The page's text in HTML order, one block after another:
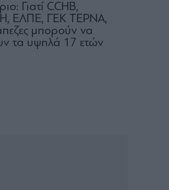
Γιατί CCHB,
ΕΛΠΕ, ΓΕΚ ΤΕΡΝΑ,
μπορούν να
τα υψηλά 17 ετών